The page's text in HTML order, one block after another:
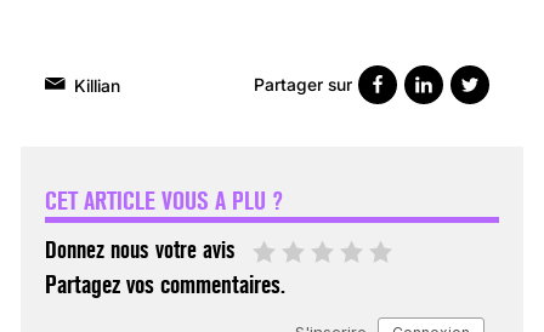
Killian Partager sur
CET ARTICLE VOUS A PLU ?
Donnez nous votre avis
Partagez vos commentaires.